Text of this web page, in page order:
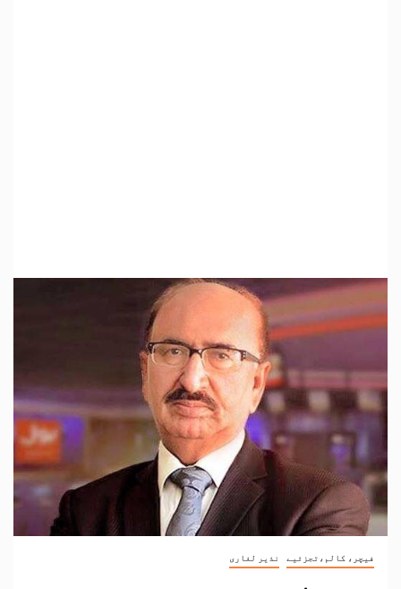
فیچر، کالم،تجزئیے نذیر لغاری